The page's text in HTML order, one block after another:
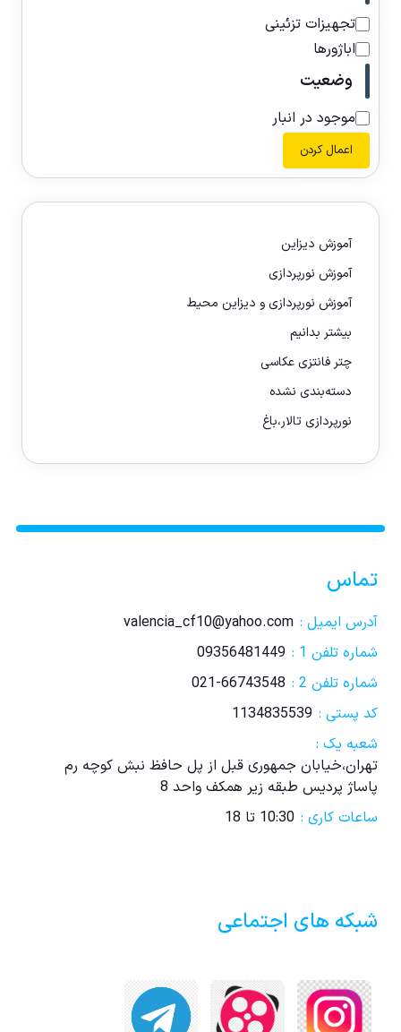
تجهیزات تزئینی
اباژورها
وضعیت
موجود در انبار
اعمال کردن
آموزش دیزاین
آموزش نورپردازی
آموزش نورپردازی و دیزاین محیط
بیشتر بدانیم
چتر فانتزی عکاسی
دسته‌بندی نشده
نورپردازی تالار،باغ
تماس
آدرس ایمیل : valencia_cf10@yahoo.com
شماره تلفن 1 :
09356481449
شماره تلفن 2 :
021-66743548
کد پستی : 1134835539
شعبه یک :
تهران،خیابان جمهوری قبل از پل حافظ نبش کوچه رم
پاساژ پردیس طبقه زیر همکف واحد 8
ساعات کاری : 10:30 تا 18
شبکه های اجتماعی